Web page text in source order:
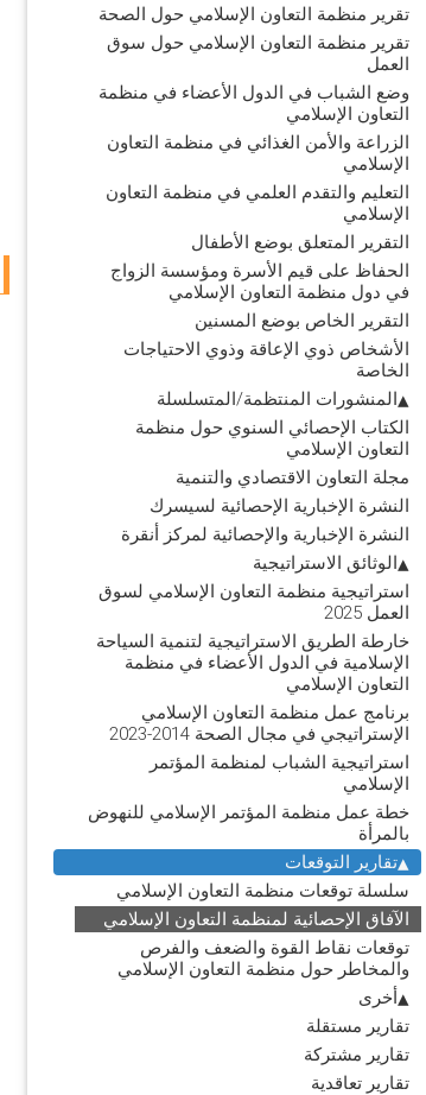
تقرير منظمة التعاون الإسلامي حول الصحة
تقرير منظمة التعاون الإسلامي حول سوق
العمل
وضع الشباب في الدول الأعضاء في منظمة
التعاون الإسلامي
الزراعة والأمن الغذائي في منظمة التعاون
الإسلامي
التعليم والتقدم العلمي في منظمة التعاون
الإسلامي
التقرير المتعلق بوضع الأطفال
الحفاظ على قيم الأسرة ومؤسسة الزواج
في دول منظمة التعاون الإسلامي
التقرير الخاص بوضع المسنين
الأشخاص ذوي الإعاقة وذوي الاحتياجات
الخاصة
المنشورات المنتظمة/المتسلسلة
الكتاب الإحصائي السنوي حول منظمة
التعاون الإسلامي
مجلة التعاون الاقتصادي والتنمية
النشرة الإخبارية الإحصائية لسيسرك
النشرة الإخبارية والإحصائية لمركز أنقرة
الوثائق الاستراتيجية
استراتيجية منظمة التعاون الإسلامي لسوق
العمل 2025
خارطة الطريق الاستراتيجية لتنمية السياحة
الإسلامية في الدول الأعضاء في منظمة
التعاون الإسلامي
برنامج عمل منظمة التعاون الإسلامي
الإستراتيجي في مجال الصحة 2014-2023
استراتيجية الشباب لمنظمة المؤتمر
الإسلامي
خطة عمل منظمة المؤتمر الإسلامي للنهوض
بالمرأة
تقارير التوقعات
سلسلة توقعات منظمة التعاون الإسلامي
الآفاق الإحصائية لمنظمة التعاون الإسلامي
توقعات نقاط القوة والضعف والفرص
والمخاطر حول منظمة التعاون الإسلامي
أخرى
تقارير مستقلة
تقارير مشتركة
تقارير تعاقدية